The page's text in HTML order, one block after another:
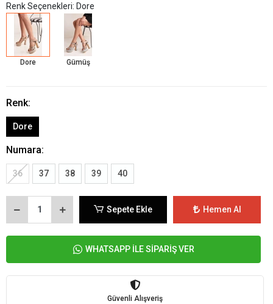
Renk Seçenekleri: Dore
Dore Gümüş
Renk:
Dore
Numara:
36 37 38 39 40
Sepete Ekle Hemen Al
WHATSAPP İLE SİPARİŞ VER
Güvenli Alışveriş